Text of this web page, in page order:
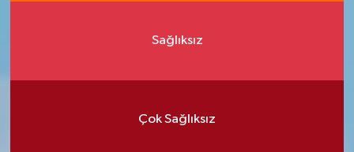
Sağlıksız
Çok Sağlıksız